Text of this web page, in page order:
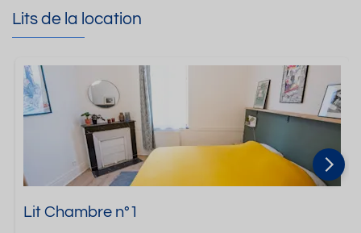
Lits de la location
Lit Chambre n°1